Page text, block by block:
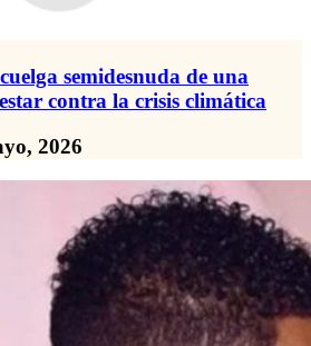
semidesnuda de una
contra la crisis climática
2026